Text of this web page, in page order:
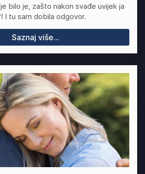
bilo je, zašto nakon svađe uvijek ja
I tu sam dobila odgovor.
Saznaj više...